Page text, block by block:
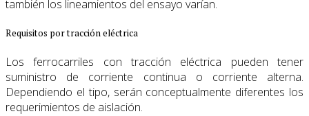
también los lineamientos del ensayo varían.
Requisitos por tracción eléctrica
Los ferrocarriles con tracción eléctrica pueden tener
suministro de corriente continua o corriente alterna.
Dependiendo el tipo, serán conceptualmente diferentes los
requerimientos de aislación.